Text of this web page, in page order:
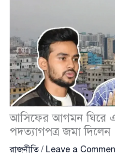
আসিফের আগমন ঘিরে
পদত্যাগপত্র জমা দিলেন
রাজনীতি/ Leave a